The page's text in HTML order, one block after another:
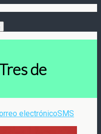
de
electrónicoSMS